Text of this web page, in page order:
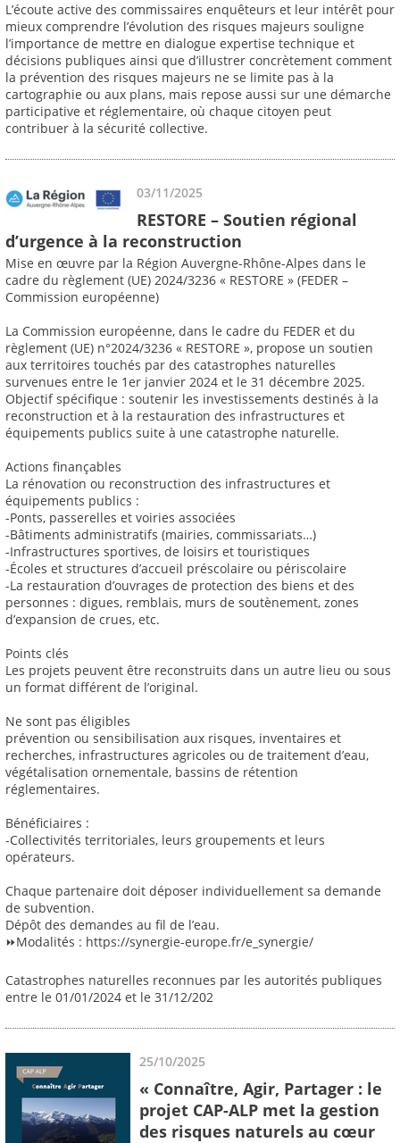
L’écoute active des commissaires enquêteurs et leur intérêt pour
mieux comprendre l’évolution des risques majeurs souligne
l’importance de mettre en dialogue expertise technique et
décisions publiques ainsi que d’illustrer concrètement comment
la prévention des risques majeurs ne se limite pas à la
cartographie ou aux plans, mais repose aussi sur une démarche
participative et réglementaire, où chaque citoyen peut
contribuer à la sécurité collective.
03/11/2025
RESTORE – Soutien régional
d’urgence à la reconstruction
Mise en œuvre par la Région Auvergne-Rhône-Alpes dans le
cadre du règlement (UE) 2024/3236 « RESTORE » (FEDER –
Commission européenne)
La Commission européenne, dans le cadre du FEDER et du
règlement (UE) n°2024/3236 « RESTORE », propose un soutien
aux territoires touchés par des catastrophes naturelles
survenues entre le 1er janvier 2024 et le 31 décembre 2025.
Objectif spécifique : soutenir les investissements destinés à la
reconstruction et à la restauration des infrastructures et
équipements publics suite à une catastrophe naturelle.
Actions finançables
La rénovation ou reconstruction des infrastructures et
équipements publics :
-Ponts, passerelles et voiries associées
-Bâtiments administratifs (mairies, commissariats…)
-Infrastructures sportives, de loisirs et touristiques
-Écoles et structures d’accueil préscolaire ou périscolaire
-La restauration d’ouvrages de protection des biens et des
personnes : digues, remblais, murs de soutènement, zones
d’expansion de crues, etc.
Points clés
Les projets peuvent être reconstruits dans un autre lieu ou sous
un format différent de l’original.
Ne sont pas éligibles
prévention ou sensibilisation aux risques, inventaires et
recherches, infrastructures agricoles ou de traitement d’eau,
végétalisation ornementale, bassins de rétention
réglementaires.
Bénéficiaires :
-Collectivités territoriales, leurs groupements et leurs
opérateurs.
Chaque partenaire doit déposer individuellement sa demande
de subvention.
Dépôt des demandes au fil de l’eau.
⏩Modalités : https://synergie-europe.fr/e_synergie/
Catastrophes naturelles reconnues par les autorités publiques
entre le 01/01/2024 et le 31/12/202
25/10/2025
« Connaître, Agir, Partager : le
projet CAP-ALP met la gestion
des risques naturels au cœur